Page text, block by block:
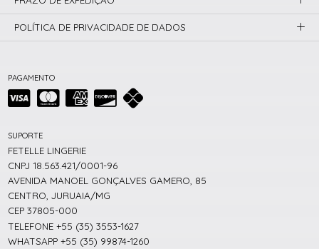
PAGAMENTO
SUPORTE
FETELLE LINGERIE
CNPJ 18.563.421/0001-96
AVENIDA MANOEL GONÇALVES GAMERO, 85
CENTRO, JURUAIA/MG
CEP 37805-000
TELEFONE +55 (35) 3553-1627
WHATSAPP +55 (35) 99874-1260
POLÍTICA DE PRIVACIDADE DE DADOS